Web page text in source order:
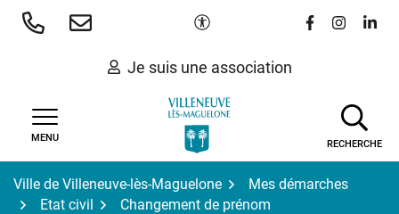
Aller
Paramètres d'accessibilité
Lien vers le
Lien vers
Lien
Je suis une association
MENU
RECHERCHE
Ville de Villeneuve-lès-Maguelone
Mes démarches
Etat civil
Changement de prénom